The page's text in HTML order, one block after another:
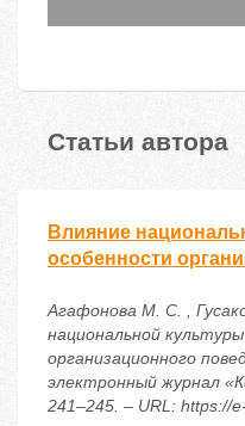
Статьи автора
Влияние
особенности
Агафонова М. С. ,
национальной
организационного
электронный журнал
241–245. – URL: https://